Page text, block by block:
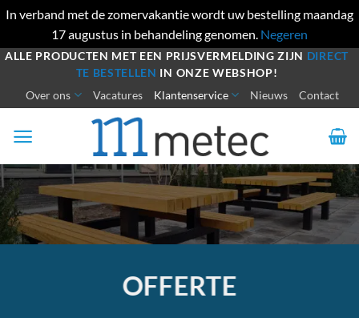
In verband met de zomervakantie wordt uw bestelling maandag
17 augustus in behandeling genomen. Negeren
Ga
inhoud
ALLE PRODUCTEN MET EEN PRIJSVERMELDING ZIJN DIRECT
TE BESTELLEN IN ONZE WEBSHOP!
Over ons Vacatures Klantenservice Nieuws Contact
OFFERTE